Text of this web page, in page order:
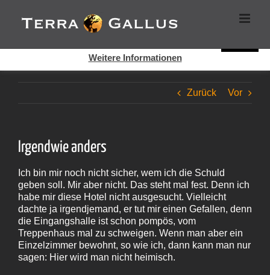
Inhalt
springen
Zurück Vor
Irgendwie anders
Ich bin mir noch nicht sicher, wem ich die Schuld
geben soll. Mir aber nicht. Das steht mal fest. Denn ich
habe mir diese Hotel nicht ausgesucht. Vielleicht
dachte ja irgendjemand, er tut mir einen Gefallen, denn
die Eingangshalle ist schon pompös, vom
Treppenhaus mal zu schweigen. Wenn man aber ein
Einzelzimmer bewohnt, so wie ich, dann kann man nur
sagen: Hier wird man nicht heimisch.
Cookies helfen auf auf dieser Seite bei der Bereitstellung der
Dienste. Durch die Nutzung dieser Webseite erklären Sie sich
Weitere Informationen